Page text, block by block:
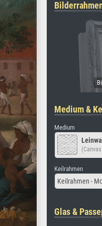
Medium &
Medium
Keilrahmen
Keilrahmen -
Glas &